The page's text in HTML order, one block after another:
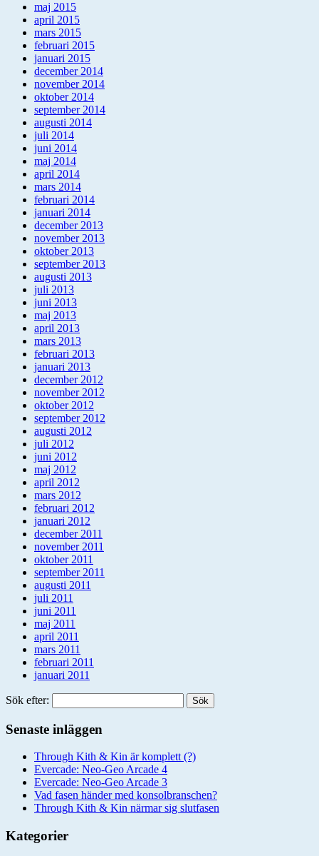
maj 2015
april 2015
mars 2015
februari 2015
januari 2015
december 2014
november 2014
oktober 2014
september 2014
augusti 2014
juli 2014
juni 2014
maj 2014
april 2014
mars 2014
februari 2014
januari 2014
december 2013
november 2013
oktober 2013
september 2013
augusti 2013
juli 2013
juni 2013
maj 2013
april 2013
mars 2013
februari 2013
januari 2013
december 2012
november 2012
oktober 2012
september 2012
augusti 2012
juli 2012
juni 2012
maj 2012
april 2012
mars 2012
februari 2012
januari 2012
december 2011
november 2011
oktober 2011
september 2011
augusti 2011
juli 2011
juni 2011
maj 2011
april 2011
mars 2011
februari 2011
januari 2011
Sök efter:
Senaste inläggen
Through Kith & Kin är komplett (?)
Evercade: Neo-Geo Arcade 4
Evercade: Neo-Geo Arcade 3
Vad fasen händer med konsolbranschen?
Through Kith & Kin närmar sig slutfasen
Kategorier